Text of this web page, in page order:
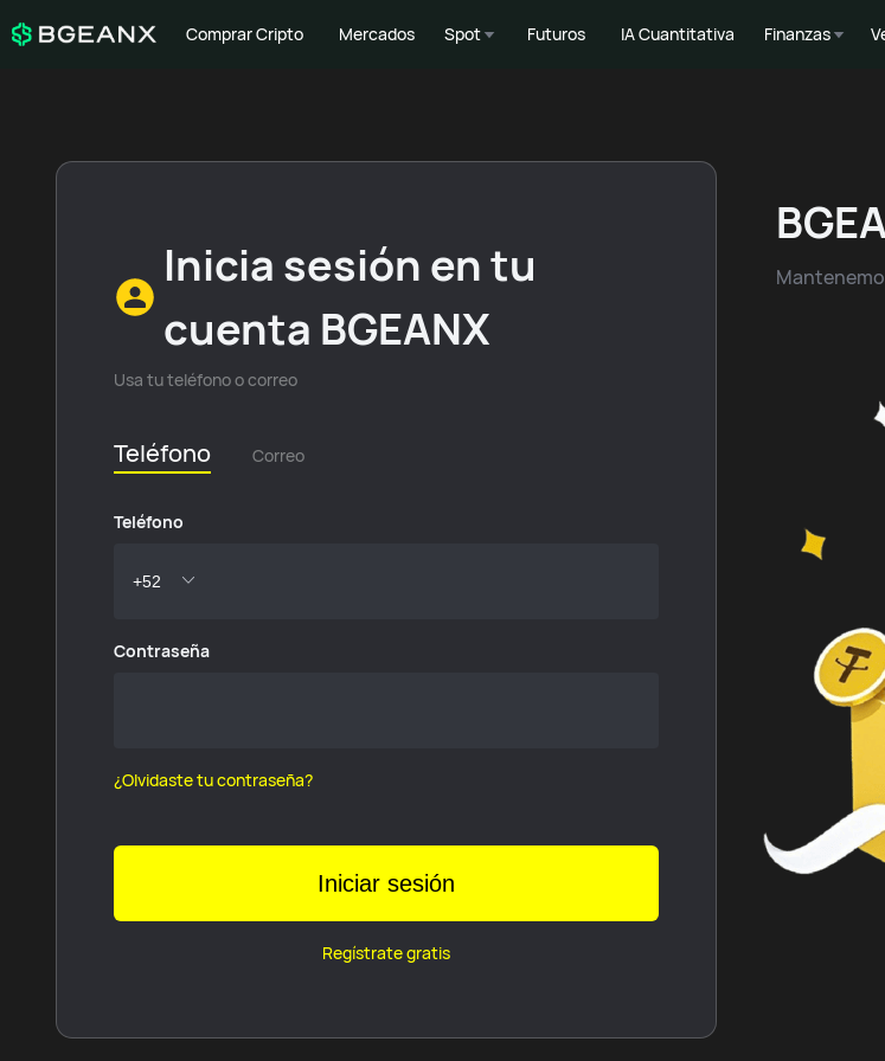
Comprar Cripto Mercados Spot Futuros IA Cuantitativa Finanzas
Inicia sesión en tu
cuenta BGEANX
Usa tu teléfono o correo
Teléfono Correo
Teléfono
Contraseña
¿Olvidaste tu contraseña?
Iniciar sesión
Regístrate gratis